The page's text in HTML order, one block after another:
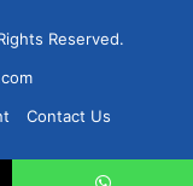
Reserved.
Contact Us